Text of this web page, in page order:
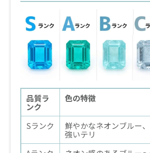
品質ラ
ンク
色の特徴
Sランク
鮮やかなネオンブルー、
強いテリ